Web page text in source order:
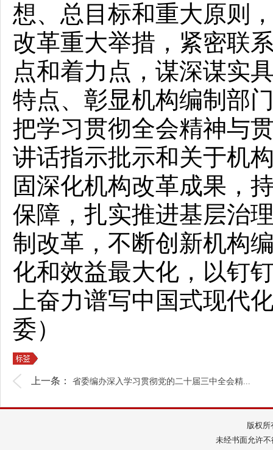
想、总目标和重大原则
改革重大举措，紧密联
点和着力点，谋深谋实
特点、彰显机构编制部
把学习贯彻全会精神与
讲话指示批示和关于机
固深化机构改革成果，
保障，扎实推进基层治
制改革，不断创新机构
化和效益最大化，以钉
上奋力谱写中国式现代
委）
上一条： 省委编办深入学习贯彻党的二十届三中全会精...
版权
未经书面允许